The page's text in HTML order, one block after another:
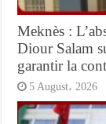
Meknès :
Diour Salam
garantir la
5 August، 2026